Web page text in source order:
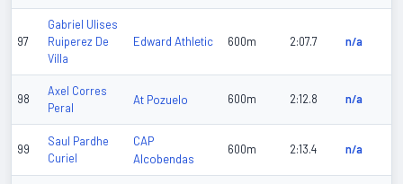
97
Gabriel Ulises
Ruiperez De
Villa
Edward Athletic 600m 2:07.7 n/a
98
Axel Corres
Peral
At Pozuelo 600m 2:12.8 n/a
99
Saul Pardhe
Curiel
CAP
Alcobendas
600m 2:13.4 n/a